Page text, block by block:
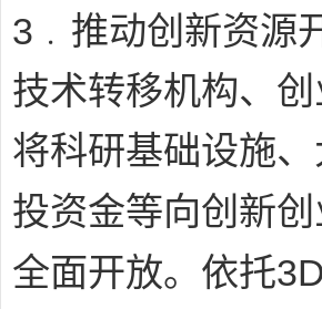
3﹒ 推动创新资源
技术转移机构、
将科研基础设施
投资金等向创新
全面开放。依托3D